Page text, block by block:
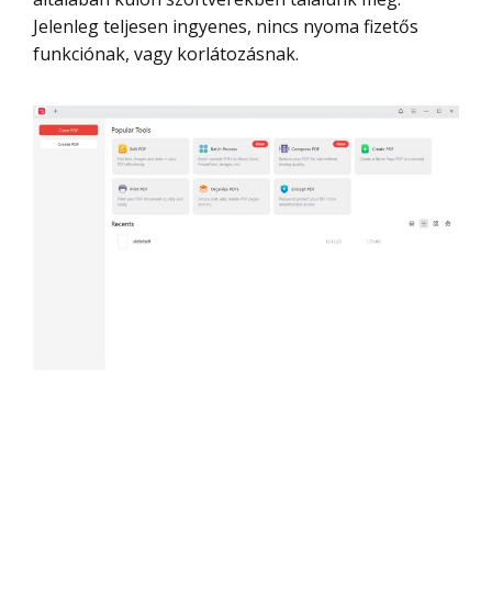
Jelenleg teljesen ingyenes, nincs nyoma fizetős
funkciónak, vagy korlátozásnak.